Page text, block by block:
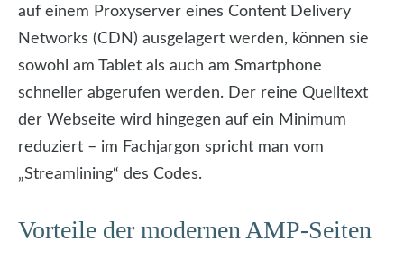
auf einem Proxyserver eines Content Delivery
Networks (CDN) ausgelagert werden, können sie
sowohl am Tablet als auch am Smartphone
schneller abgerufen werden. Der reine Quelltext
der Webseite wird hingegen auf ein Minimum
reduziert – im Fachjargon spricht man vom
„Streamlining“ des Codes.
Vorteile der modernen AMP-Seiten